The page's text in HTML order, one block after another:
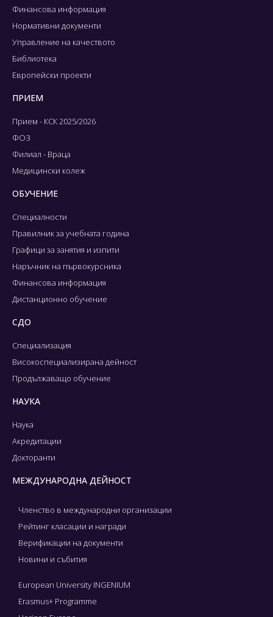
Финансова информация
Нормативни документи
Управление на качеството
Библиотека
Европейски проекти
ПРИЕМ
Прием - КСК 2025/2026
ФОЗ
Филиал - Враца
Медицински колеж
ОБУЧЕНИЕ
Специалности
Правилник за учебната година
Графици за занятия и изпити
Наръчник на първокурсника
Финансова информация
Дистанционно обучение
СДО
Специализация
Високоспециализирана дейност
Продължаващо обучение
НАУКА
Наука
Акредитации
Докторанти
МЕЖДУНАРОДНА ДЕЙНОСТ
Членство в международни организации
Рейтинг класации и награди
Верификации на документи
Новини и събития
European University INGENIUM
Erasmus+ Programme